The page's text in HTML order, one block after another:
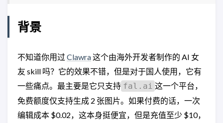
背景
不知道你用过 Clawra这个由海外开发者制作的 AI 女
友 skill 吗？它的效果不错，但是对于国人使用，它有
一些痛点。最主要是它只支持 fal.ai 这一个平台，
免费额度仅支持生成 2 张图片。如果付费的话，一次
编辑成本 $0.02，这本身挺便宜，但是充值至少 $10，